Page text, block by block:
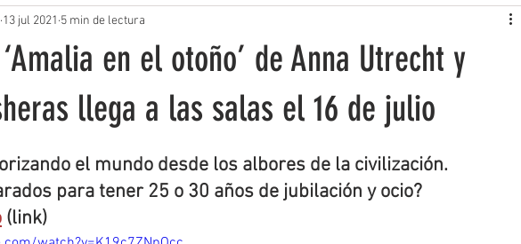
en el otoño’ de Anna Utrecht y
llega a las salas el 16 de julio
13 jul 2021 5 min de lectura
el mundo desde los albores de la civilización.
para tener 25 o 30 años de jubilación y ocio?
(link)